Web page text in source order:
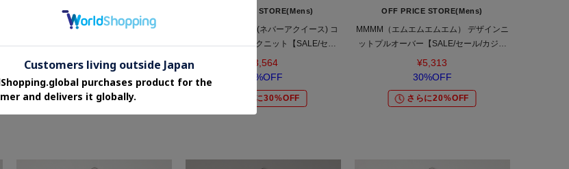
OFF PRICE STORE(Mens)
ROUGHTRADE（ラフトレード） ケーブ
ルクルーニット【SALE/セール/オフプラ
セックス】
¥3,245
50%OFF
さらに50%OFF
OFF PRICE STORE(Mens)
(Never)Acquiesce (ネバーアクイース) コ
ットンクルーネックニット【SALE/セー
ル/オフプライス/カジュアル/デイリー/ト
レンド/ユニセックス】
¥3,564
70%OFF
さらに30%OFF
OFF PRICE STORE(Mens)
MMMM（エムエムエムエム） デザインニ
ットプルオーバー【SALE/セール/カジュ
アル/デイリー/トレンド/ユニセックス】
¥5,313
30%OFF
さらに20%OFF